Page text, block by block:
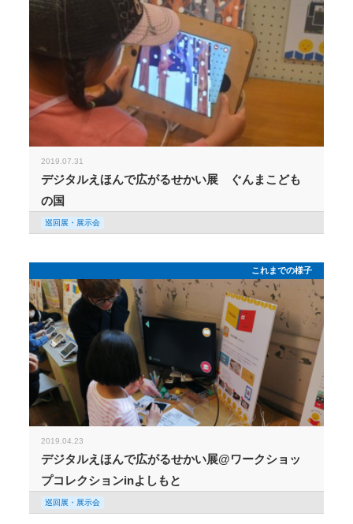
2019.07.31
デジタルえほんで広がるせかい展 ぐんまこども
の国
巡回展・展示会
これまでの様子
2019.04.23
デジタルえほんで広がるせかい展@ワークショッ
プコレクションinよしもと
巡回展・展示会